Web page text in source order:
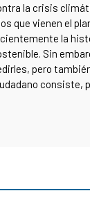
la crisis
que vienen el
la
Sin
pero
consiste,